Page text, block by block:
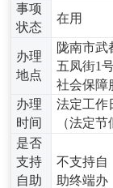
事项
状态
在用
办理
地点
陇南市武
五凤街1
社会保障
办理
时间
法定工作
（法定
是否
支持
自助
不支持自
助终端办